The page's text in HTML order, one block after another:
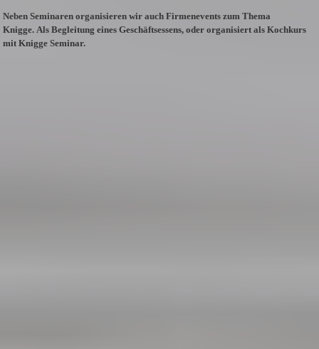
Neben Seminaren organisieren wir auch Firmenevents zum Thema
Knigge.Als Begleitung eines Geschäftsessens, oder organisiert als Kochkurs
mit Knigge Seminar.